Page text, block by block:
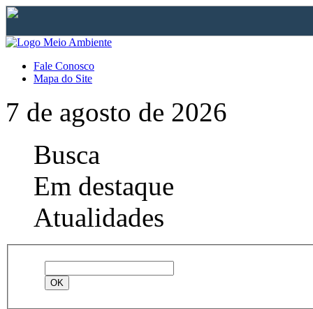
Fale Conosco
Mapa do Site
7 de agosto de 2026
Busca
Em destaque
Atualidades